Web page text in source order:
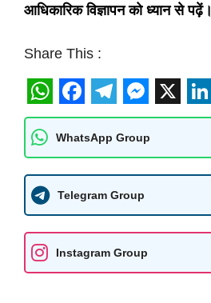
आधिकारिक विज्ञापन को ध्यान से पढ़ें।
Share This :
W
h
a
t
s
A
p
F
a
c
e
b
o
o
T
e
l
e
g
r
a
M
e
s
s
e
n
g
X L
n
e
I
WhatsApp Group
Telegram Group
Instagram Group